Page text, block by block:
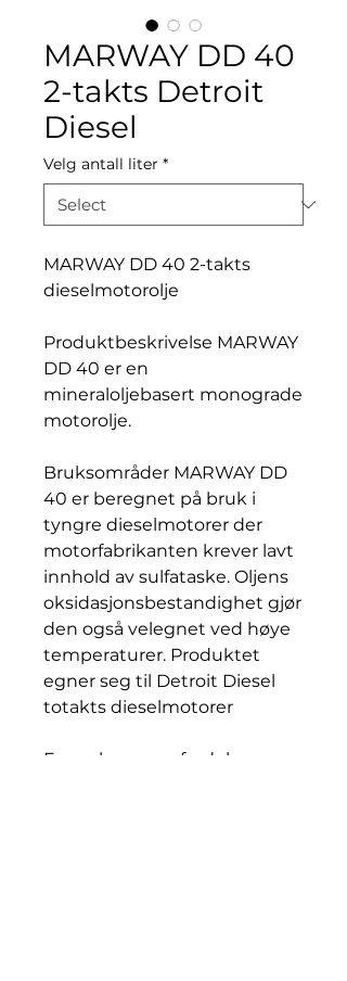
MARWAY DD 40
2-takts Detroit
Diesel
Velg antall liter *
MARWAY DD 40 2-takts
dieselmotorolje
Produktbeskrivelse MARWAY
DD 40 er en
mineraloljebasert monograde
motorolje.
Bruksområder MARWAY DD
40 er beregnet på bruk i
tyngre dieselmotorer der
motorfabrikanten krever lavt
innhold av sulfataske. Oljens
oksidasjonsbestandighet gjør
den også velegnet ved høye
temperaturer. Produktet
egner seg til Detroit Diesel
totakts dieselmotorer
Egenskaper og fordeler